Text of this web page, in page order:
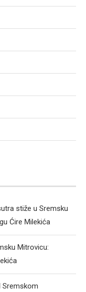
stiže u Sremsku
Ćire Milekića
Mitrovicu:
Sremskom